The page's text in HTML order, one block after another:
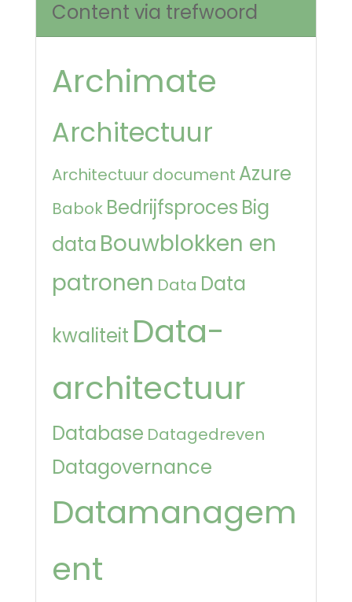
Content via trefwoord
Archimate
Architectuur
Architectuur document Azure
Babok Bedrijfsproces Big
data Bouwblokken en
patronen Data Data
kwaliteit Data-
architectuur
Database Datagedreven
Datagovernance
Datamanagem
ent